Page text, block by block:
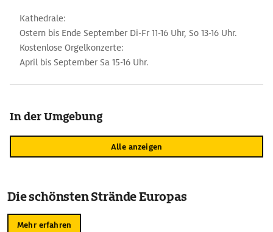
Kathedrale:
Ostern bis Ende September Di-Fr 11-16 Uhr, So 13-16 Uhr.
Kostenlose Orgelkonzerte:
April bis September Sa 15-16 Uhr.
In der Umgebung
Alle anzeigen
Die schönsten Strände Europas
Mehr erfahren